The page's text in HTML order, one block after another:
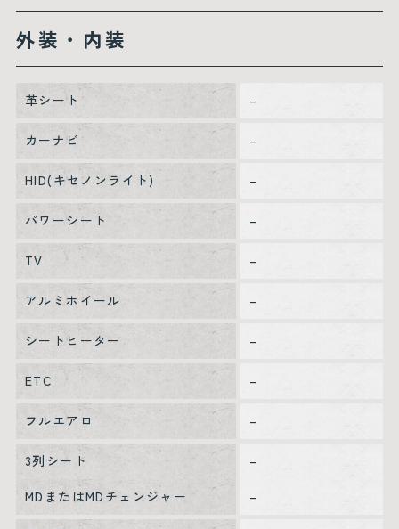
外装・内装
革シート –
カーナビ –
HID(キセノンライト) –
パワーシート –
TV –
アルミホイール –
シートヒーター –
ETC –
フルエアロ –
3列シート
–
MDまたはMDチェンジャー
–